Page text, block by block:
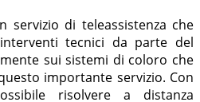
servizio di teleassistenza che
tecnici da parte del
sui sistemi di coloro che
importante servizio. Con
risolvere a distanza